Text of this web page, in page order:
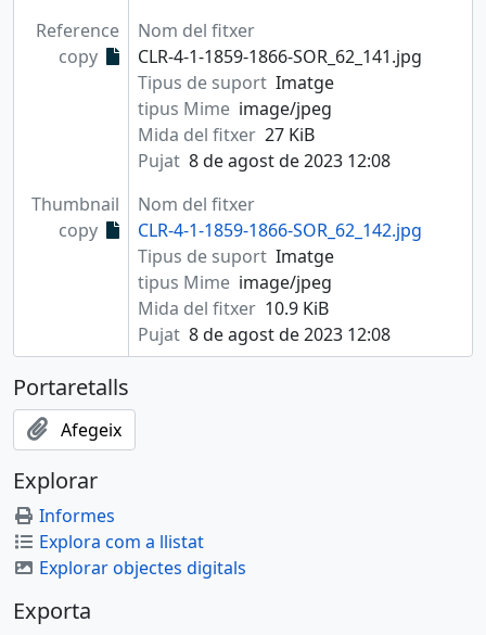
Reference
copy
Nom del fitxer
CLR-4-1-1859-1866-SOR_62_141.jpg
Tipus de suport Imatge
tipus Mime image/jpeg
Mida del fitxer 27 KiB
Pujat 8 de agost de 2023 12:08
Thumbnail
copy
Nom del fitxer
CLR-4-1-1859-1866-SOR_62_142.jpg
Tipus de suport Imatge
tipus Mime image/jpeg
Mida del fitxer 10.9 KiB
Pujat 8 de agost de 2023 12:08
Portaretalls
Afegeix
Explorar
Informes
Explora com a llistat
Explorar objectes digitals
Exporta